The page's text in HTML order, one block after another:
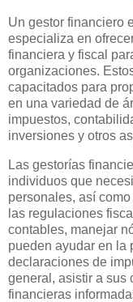
Un gestor financiero
especializa en
financiera y fiscal
organizaciones.
capacitados para
en una variedad de
impuestos,
inversiones y otros
Las gestorías
individuos que
personales, así
las regulaciones
contables, manejar
pueden ayudar en la
declaraciones de
general, asistir a sus
financieras